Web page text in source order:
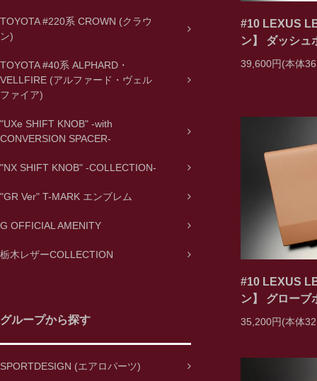
TOYOTA #220系 CROWN (クラウ
ン)
TOYOTA #40系 ALPHARD・
VELLFIRE (アルファード・ヴェル
ファイア)
"UXe SHIFT KNOB" -with
CONVERSION SPACER-
"NX SHIFT KNOB" -COLLECTION-
"GR Ver" T-MARK エンブレム
G OFFICIAL AMENITY
栃木レザーCOLLECTION
グループから探す
SPORTDESIGN (エアロパーツ)
#10 LEXUS
ン】 ダッシュ
39,600円(本体
#10 LEXUS
ン】 グローブ
35,200円(本体